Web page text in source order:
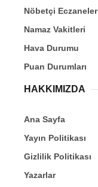
Nöbetçi Eczaneler
Namaz Vakitleri
Hava Durumu
Puan Durumları
HAKKIMIZDA
Ana Sayfa
Yayın Politikası
Gizlilik Politikası
Yazarlar